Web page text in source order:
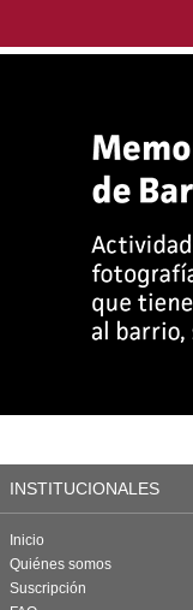
INSTITUCIONALES
Inicio
Quiénes somos
Suscripción